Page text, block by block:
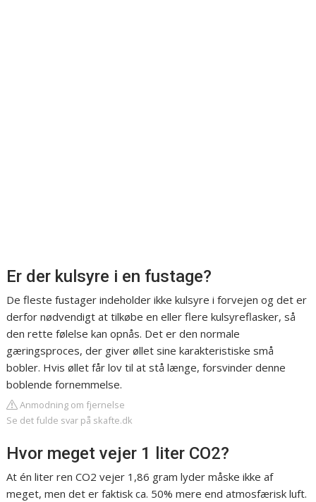
Er der kulsyre i en fustage?
De fleste fustager indeholder ikke kulsyre i forvejen og det er
derfor nødvendigt at tilkøbe en eller flere kulsyreflasker, så
den rette følelse kan opnås. Det er den normale
gæringsproces, der giver øllet sine karakteristiske små
bobler. Hvis øllet får lov til at stå længe, forsvinder denne
boblende fornemmelse.
Anmodning om fjernelse
Se det fulde svar på skafte.dk
Hvor meget vejer 1 liter CO2?
At én liter ren CO2 vejer 1,86 gram lyder måske ikke af
meget, men det er faktisk ca. 50% mere end atmosfærisk luft.